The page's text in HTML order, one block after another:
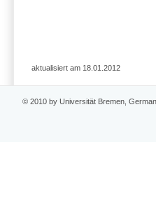
aktualisiert am 18.01.2012
© 2010 by Universität Bremen,